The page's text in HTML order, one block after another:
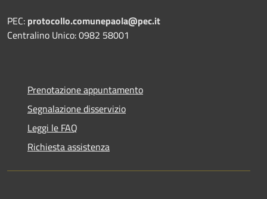
PEC: protocollo.comunepaola@pec.it
Centralino Unico: 0982 58001
Prenotazione appuntamento
Segnalazione disservizio
Leggi le FAQ
Richiesta assistenza